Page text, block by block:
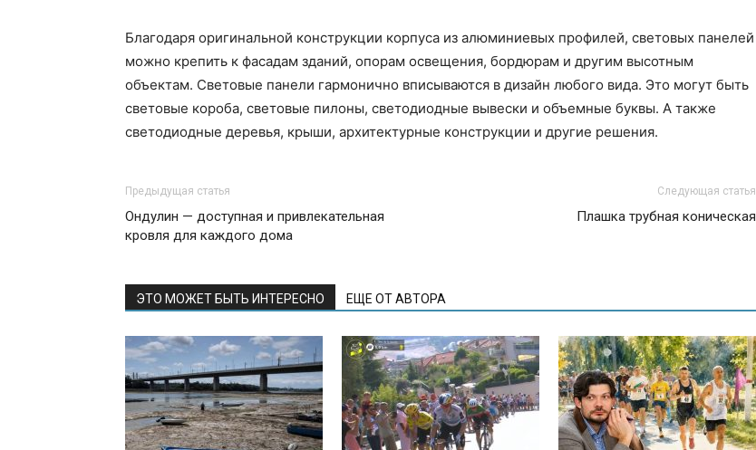
Благодаря оригинальной конструкции корпуса из алюминиевых профилей, световых панелей
можно крепить к фасадам зданий, опорам освещения, бордюрам и другим высотным
объектам. Световые панели гармонично вписываются в дизайн любого вида. Это могут быть
световые короба, световые пилоны, светодиодные вывески и объемные буквы. А также
светодиодные деревья, крыши, архитектурные конструкции и другие решения.
Предыдущая статья
Ондулин — доступная и привлекательная
кровля для каждого дома
Следующая статья
Плашка трубная коническая
ЭТО МОЖЕТ БЫТЬ ИНТЕРЕСНО ЕЩЕ ОТ АВТОРА